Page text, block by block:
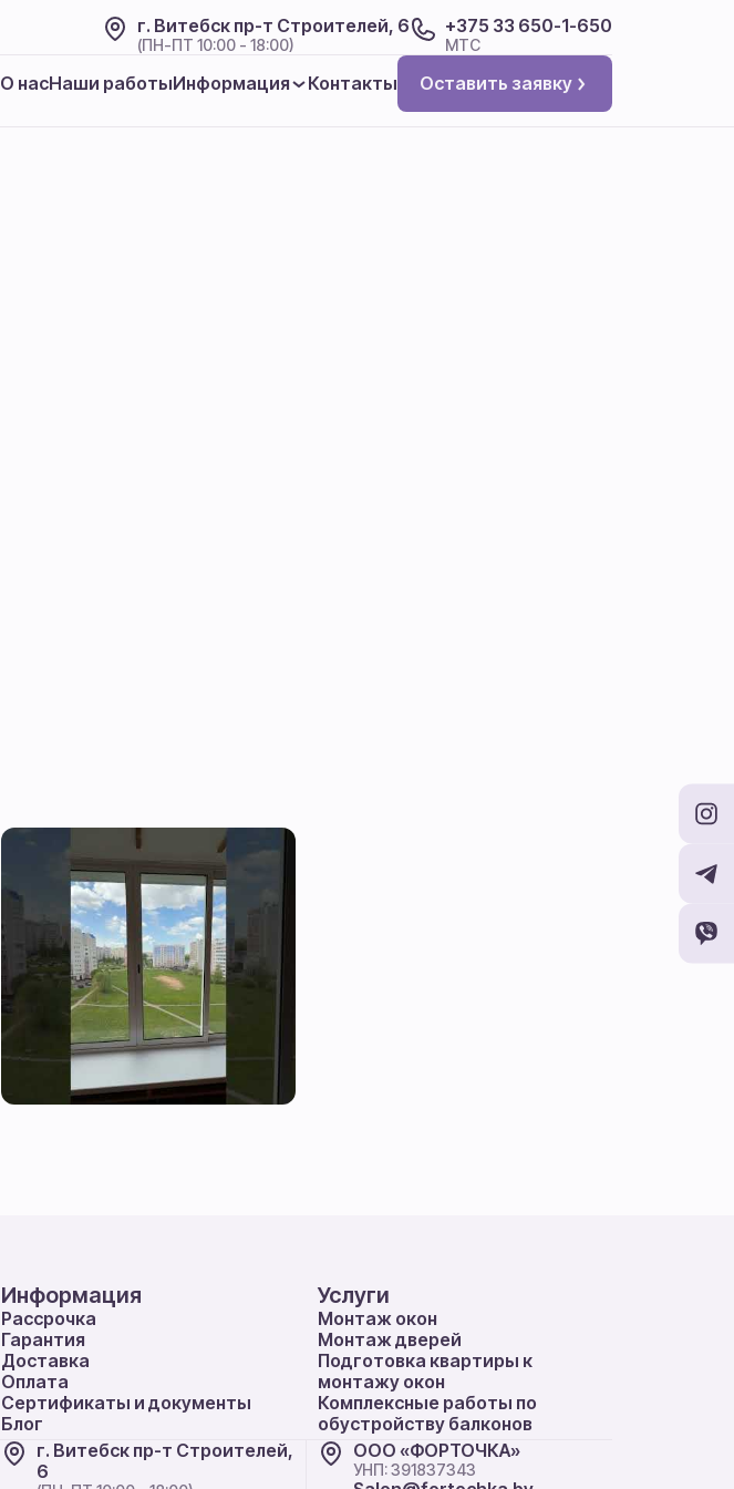
г. Витебск пр-т Строителей, 6
(ПН-ПТ 10:00 - 18:00)
+375 33 650-1-650
МТС
О насНаши работыИнформация Контакты Оставить заявку
Информация
Рассрочка
Гарантия
Доставка
Оплата
Сертификаты и документы
Блог
Услуги
Монтаж окон
Монтаж дверей
Подготовка квартиры к
монтажу окон
Комплексные работы по
обустройству балконов
г. Витебск пр-т Строителей,
6
ООО «ФОРТОЧКА»
УНП: 391837343